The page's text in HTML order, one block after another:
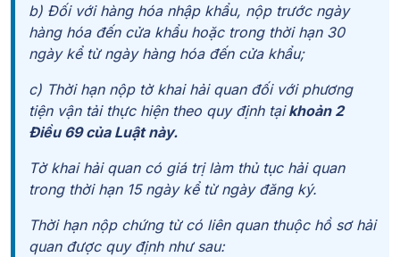
b) Đối với hàng hóa nhập khẩu, nộp trước ngày
hàng hóa đến cửa khẩu hoặc trong thời hạn 30
ngày kể từ ngày hàng hóa đến cửa khẩu;
c) Thời hạn nộp tờ khai hải quan đối với phương
tiện vận tải thực hiện theo quy định tạikhoản 2
Điều 69 của Luật này.
Tờ khai hải quan có giá trị làm thủ tục hải quan
trong thời hạn 15 ngày kể từ ngày đăng ký.
Thời hạn nộp chứng từ có liên quan thuộc hồ sơ hải
quan được quy định như sau: